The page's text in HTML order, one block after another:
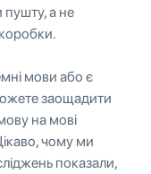
пушту, а не
мови або є
заощадити
на мові
чому ми
показали,